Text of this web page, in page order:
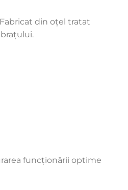
din oțel tratat
funcționării optime